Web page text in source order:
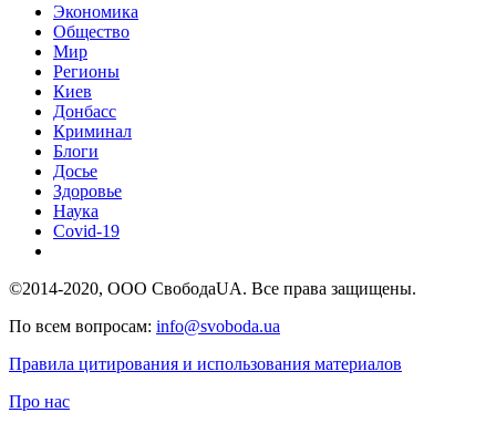
Экономика
Общество
Мир
Регионы
Киев
Донбасс
Криминал
Блоги
Досье
Здоровье
Наука
Covid-19
©2014-2020, ООО СвободаUA. Все права защищены.
По всем вопросам: info@svoboda.ua
Правила цитирования и использования материалов
Про нас